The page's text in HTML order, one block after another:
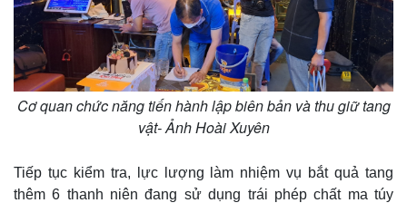
Cơ quan chức năng tiến hành lập biên bản và thu giữ tang
vật- Ảnh Hoài Xuyên
Tiếp tục kiểm tra, lực lượng làm nhiệm vụ bắt quả tang
thêm 6 thanh niên đang sử dụng trái phép chất ma túy